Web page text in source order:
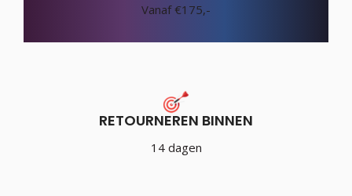
Vanaf €175,-
RETOURNEREN BINNEN
14 dagen